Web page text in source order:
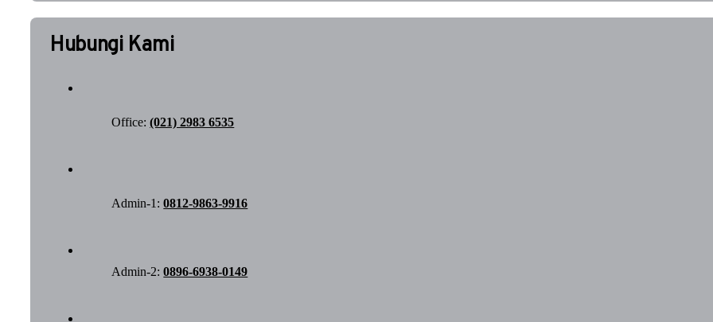
Hubungi Kami
Office:(021) 2983 6535
Admin-1:0812-9863-9916
Admin-2:0896-6938-0149